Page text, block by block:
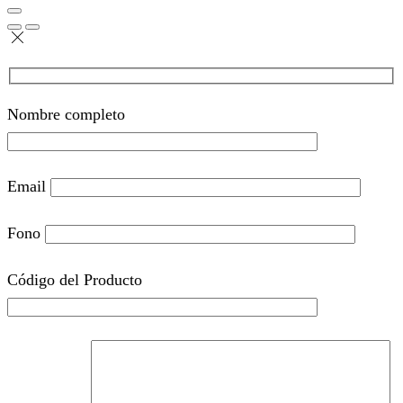
Nombre completo
Email
Fono
Código del Producto